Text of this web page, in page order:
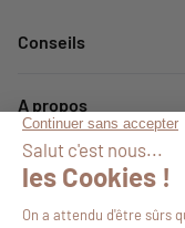
Conseils
A propos
Services